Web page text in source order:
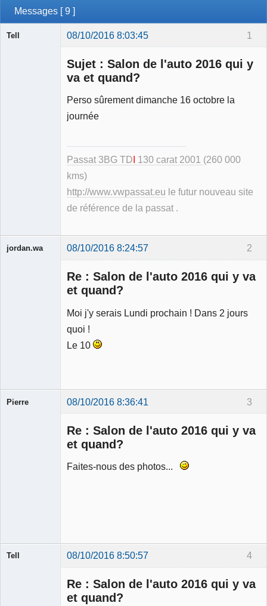
Messages [ 9 ]
1
Tell 08/10/2016 8:03:45
Sujet : Salon de l'auto 2016 qui y
va et quand?
Perso sûrement dimanche 16 octobre la
journée
Passat 3BG TD 130 carat 2001 (260 000
kms)
http://www.vwpassat.eu le futur nouveau site
de référence de la passat .
2
jordan.wa 08/10/2016 8:24:57
Re : Salon de l'auto 2016 qui y va
et quand?
Moi j'y serais Lundi prochain ! Dans 2 jours
quoi !
Le 10
3
Pierre 08/10/2016 8:36:41
Re : Salon de l'auto 2016 qui y va
et quand?
Faites-nous des photos...
4
Tell 08/10/2016 8:50:57
Re : Salon de l'auto 2016 qui y va
et quand?